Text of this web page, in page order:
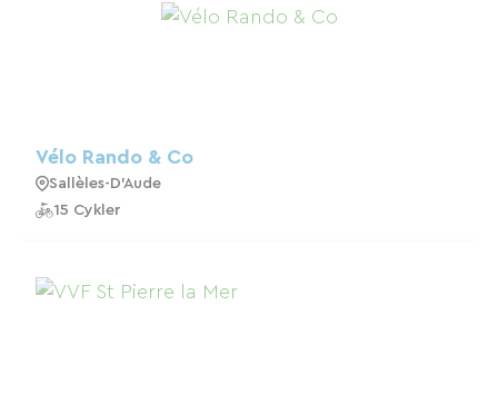
Vélo Rando & Co
Sallèles-D'Aude
15 Cykler